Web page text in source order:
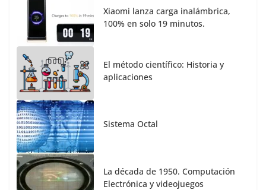
Xiaomi lanza carga inalámbrica,
100% en solo 19 minutos.
El método científico: Historia y
aplicaciones
Sistema Octal
La década de 1950. Computación
Electrónica y videojuegos